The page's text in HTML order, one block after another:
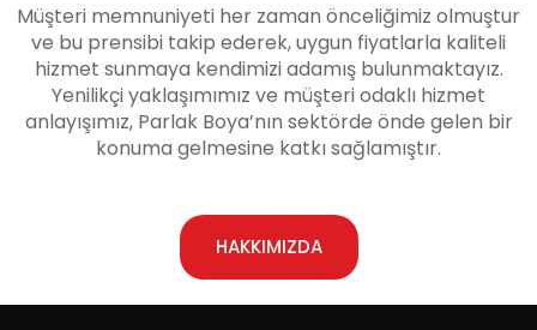
Müşteri memnuniyeti her zaman önceliğimiz olmuştur
ve bu prensibi takip ederek, uygun fiyatlarla kaliteli
hizmet sunmaya kendimizi adamış bulunmaktayız.
Yenilikçi yaklaşımımız ve müşteri odaklı hizmet
anlayışımız, Parlak Boya’nın sektörde önde gelen bir
konuma gelmesine katkı sağlamıştır.
HAKKIMIZDA